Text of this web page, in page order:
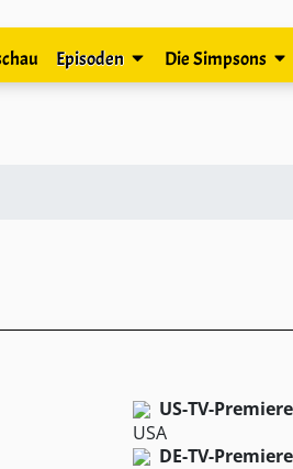
Episoden Die Simpsons
US-TV-
DE-TV-